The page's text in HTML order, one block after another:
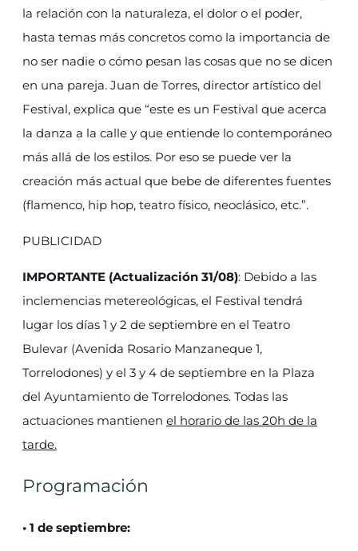
la relación con la naturaleza, el dolor o el poder,
hasta temas más concretos como la importancia de
no ser nadie o cómo pesan las cosas que no se dicen
en una pareja. Juan de Torres, director artístico del
Festival, explica que “este es un Festival que acerca
la danza a la calle y que entiende lo contemporáneo
más allá de los estilos. Por eso se puede ver la
creación más actual que bebe de diferentes fuentes
(flamenco, hip hop, teatro físico, neoclásico, etc.”.
PUBLICIDAD
IMPORTANTE (Actualización 31/08): Debido a las
inclemencias metereológicas, el Festival tendrá
lugar los días 1 y 2 de septiembre en el Teatro
Bulevar (Avenida Rosario Manzaneque 1,
Torrelodones) y el 3 y 4 de septiembre en la Plaza
del Ayuntamiento de Torrelodones. Todas las
actuaciones mantienen el horario de las 20h de la
tarde.
Programación
• 1 de septiembre: